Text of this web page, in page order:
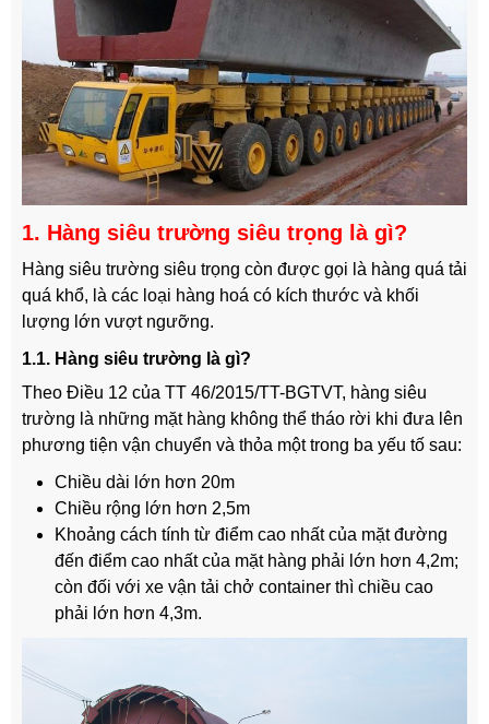
1. Hàng siêu trường siêu trọng là gì?
Hàng siêu trường siêu trọng còn được gọi là hàng quá tải
quá khổ, là các loại hàng hoá có kích thước và khối
lượng lớn vượt ngưỡng.
1.1. Hàng siêu trường là gì?
Theo Điều 12 của TT 46/2015/TT-BGTVT, hàng siêu
trường là những mặt hàng không thể tháo rời khi đưa lên
phương tiện vận chuyển và thỏa một trong ba yếu tố sau:
Chiều dài lớn hơn 20m
Chiều rộng lớn hơn 2,5m
Khoảng cách tính từ điểm cao nhất của mặt đường
đến điểm cao nhất của mặt hàng phải lớn hơn 4,2m;
còn đối với xe vận tải chở container thì chiều cao
phải lớn hơn 4,3m.